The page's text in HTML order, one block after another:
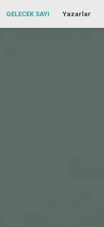
GELECEK SAYI Yazarlar